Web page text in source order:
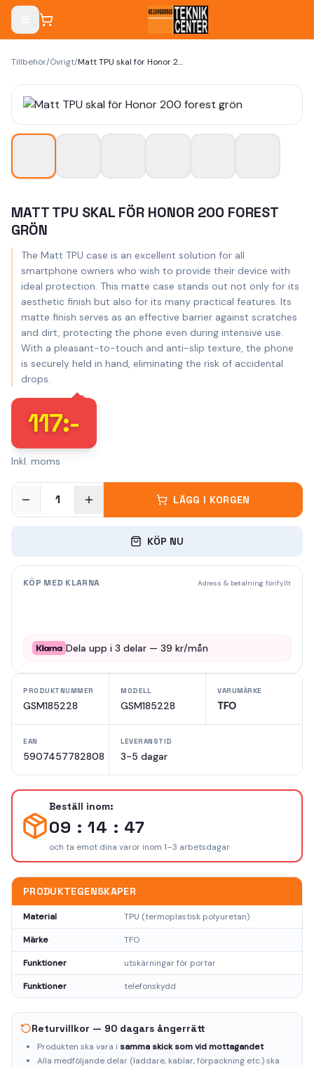
Tillbehör/Övrigt/ Matt TPU skal för Honor 200 forest grön
MATT TPU SKAL FÖR HONOR 200 FOREST
GRÖN
The Matt TPU case is an excellent solution for all
smartphone owners who wish to provide their device with
ideal protection. This matte case stands out not only for its
aesthetic finish but also for its many practical features. Its
matte finish serves as an effective barrier against scratches
and dirt, protecting the phone even during intensive use.
With a pleasant-to-touch and anti-slip texture, the phone
is securely held in hand, eliminating the risk of accidental
drops.
117:-
Inkl. moms
1 LÄGG I KORGEN
KÖP NU
KÖP MED KLARNA Adress & betalning förifyllt
Dela upp i 3 delar — 39 kr/mån
PRODUKTNUMMER
GSM185228
MODELL
GSM185228
VARUMÄRKE
TFO
EAN
5907457782808
LEVERANSTID
3-5 dagar
Beställ inom:
09 : 14 : 47
och ta emot dina varor inom 1–3 arbetsdagar
PRODUKTEGENSKAPER
Material TPU (termoplastisk polyuretan)
Märke TFO
Funktioner utskärningar för portar
Funktioner telefonskydd
Returvillkor — 90 dagars ångerrätt
Produkten ska vara i samma skick som vid mottagandet
Alla medföljande delar (laddare, kablar, förpackning etc.) ska